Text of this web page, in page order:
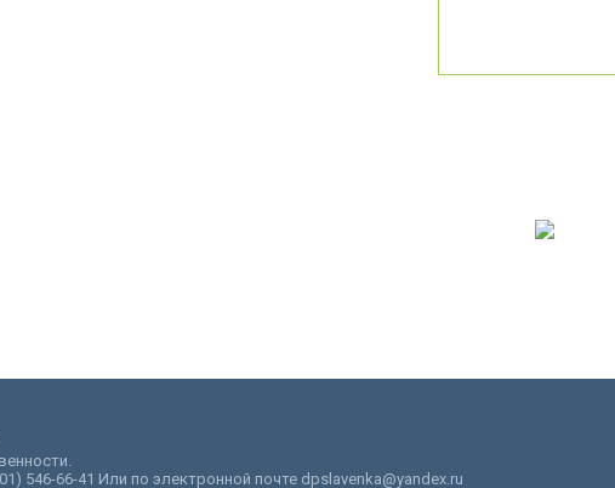
546-66-41 Или по электронной почте dpslavenka@yandex.ru